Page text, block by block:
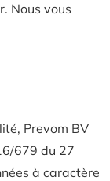
Nous vous
Prevom BV
679 du 27
à caractère